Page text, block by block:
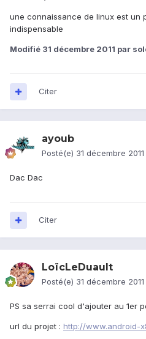
une connaissance de linux est un
indispensable
Modifié 31 décembre 2011 par
Citer
ayoub
Posté(e) 31 décembre 2011
Dac Dac
Citer
LoïcLeDuault
Posté(e) 31 décembre 2011
PS sa serrai cool d'ajouter au 1er
url du projet : http://www.android-